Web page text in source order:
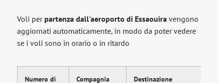
Voli per partenza dall'aeroporto di Essaouira vengono
aggiornati automaticamente, in modo da poter vedere
se i voli sono in orario o in ritardo
Numero di
Compagnia
Destinazione